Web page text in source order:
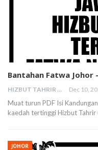
Bantahan Fatwa Johor
HIZBUT TAHRIR MALAYSIA Dec 10,
Muat turun PDF Isi
kaedah tertinggi Hizbut
JOHOR